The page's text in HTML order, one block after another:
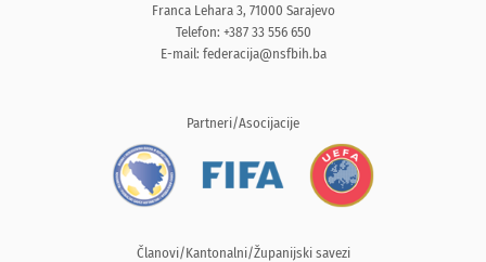
Franca Lehara 3, 71000 Sarajevo
Telefon: +387 33 556 650
E-mail: federacija@nsfbih.ba
Partneri/Asocijacije
Članovi/Kantonalni/Županijski savezi